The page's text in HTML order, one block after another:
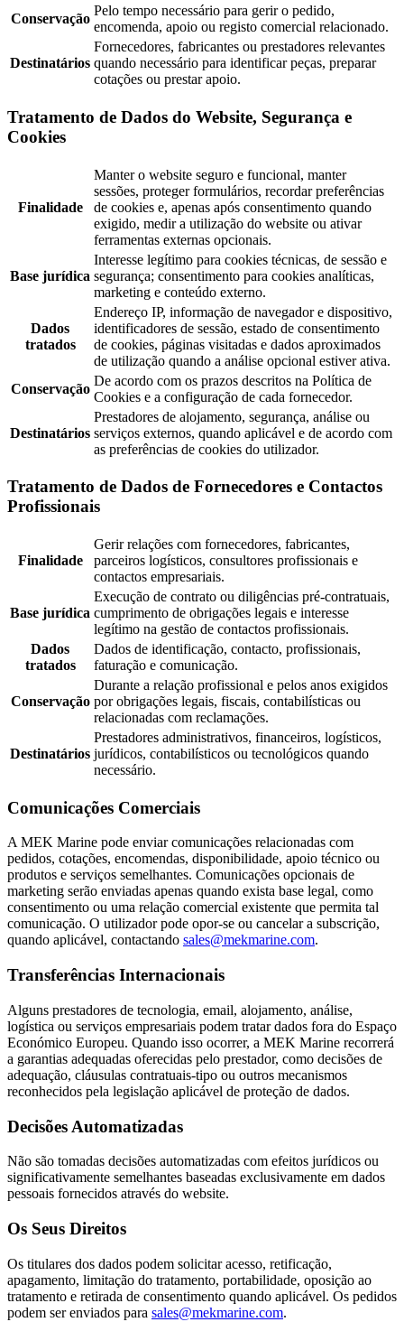
Conservação
Pelo tempo necessário para gerir o pedido,
encomenda, apoio ou registo comercial relacionado.
Destinatários
Fornecedores, fabricantes ou prestadores relevantes
quando necessário para identificar peças, preparar
cotações ou prestar apoio.
Tratamento de Dados do Website, Segurança e
Cookies
Finalidade
Manter o website seguro e funcional, manter
sessões, proteger formulários, recordar preferências
de cookies e, apenas após consentimento quando
exigido, medir a utilização do website ou ativar
ferramentas externas opcionais.
Base jurídica
Interesse legítimo para cookies técnicas, de sessão e
segurança; consentimento para cookies analíticas,
marketing e conteúdo externo.
Dados
tratados
Endereço IP, informação de navegador e dispositivo,
identificadores de sessão, estado de consentimento
de cookies, páginas visitadas e dados aproximados
de utilização quando a análise opcional estiver ativa.
Conservação
De acordo com os prazos descritos na Política de
Cookies e a configuração de cada fornecedor.
Destinatários
Prestadores de alojamento, segurança, análise ou
serviços externos, quando aplicável e de acordo com
as preferências de cookies do utilizador.
Tratamento de Dados de Fornecedores e Contactos
Profissionais
Finalidade
Gerir relações com fornecedores, fabricantes,
parceiros logísticos, consultores profissionais e
contactos empresariais.
Base jurídica
Execução de contrato ou diligências pré-contratuais,
cumprimento de obrigações legais e interesse
legítimo na gestão de contactos profissionais.
Dados
tratados
Dados de identificação, contacto, profissionais,
faturação e comunicação.
Conservação
Durante a relação profissional e pelos anos exigidos
por obrigações legais, fiscais, contabilísticas ou
relacionadas com reclamações.
Destinatários
Prestadores administrativos, financeiros, logísticos,
jurídicos, contabilísticos ou tecnológicos quando
necessário.
Comunicações Comerciais
A MEK Marine pode enviar comunicações relacionadas com
pedidos, cotações, encomendas, disponibilidade, apoio técnico ou
produtos e serviços semelhantes. Comunicações opcionais de
marketing serão enviadas apenas quando exista base legal, como
consentimento ou uma relação comercial existente que permita tal
comunicação. O utilizador pode opor-se ou cancelar a subscrição,
quando aplicável, contactando sales@mekmarine.com.
Transferências Internacionais
Alguns prestadores de tecnologia, email, alojamento, análise,
logística ou serviços empresariais podem tratar dados fora do Espaço
Económico Europeu. Quando isso ocorrer, a MEK Marine recorrerá
a garantias adequadas oferecidas pelo prestador, como decisões de
adequação, cláusulas contratuais-tipo ou outros mecanismos
reconhecidos pela legislação aplicável de proteção de dados.
Decisões Automatizadas
Não são tomadas decisões automatizadas com efeitos jurídicos ou
significativamente semelhantes baseadas exclusivamente em dados
pessoais fornecidos através do website.
Os Seus Direitos
Os titulares dos dados podem solicitar acesso, retificação,
apagamento, limitação do tratamento, portabilidade, oposição ao
tratamento e retirada de consentimento quando aplicável. Os pedidos
podem ser enviados para sales@mekmarine.com.